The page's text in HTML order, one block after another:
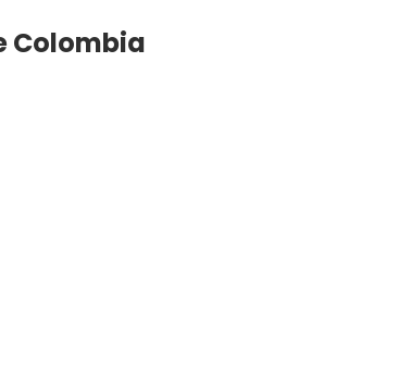
Colombia